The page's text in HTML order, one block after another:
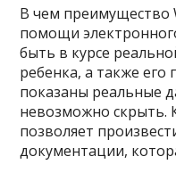
В чем преимущество
помощи
быть в курсе
ребенка, а также его
показаны реальные
невозможно скрыть.
позволяет
документации,